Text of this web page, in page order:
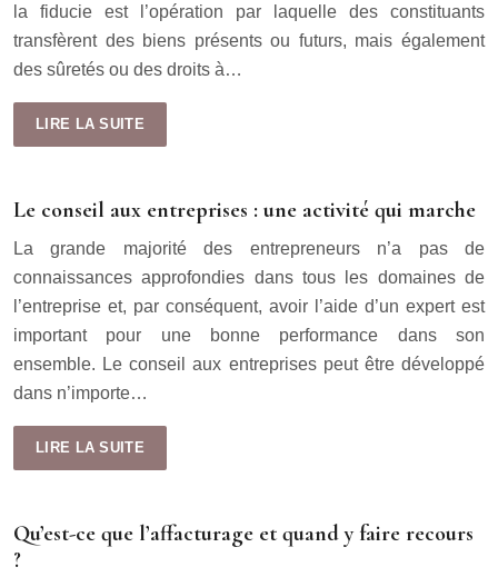
la fiducie est l’opération par laquelle des constituants
transfèrent des biens présents ou futurs, mais également
des sûretés ou des droits à…
LIRE LA SUITE
Le conseil aux entreprises : une activité qui marche
La grande majorité des entrepreneurs n’a pas de
connaissances approfondies dans tous les domaines de
l’entreprise et, par conséquent, avoir l’aide d’un expert est
important pour une bonne performance dans son
ensemble. Le conseil aux entreprises peut être développé
dans n’importe…
LIRE LA SUITE
Qu’est-ce que l’affacturage et quand y faire recours
?